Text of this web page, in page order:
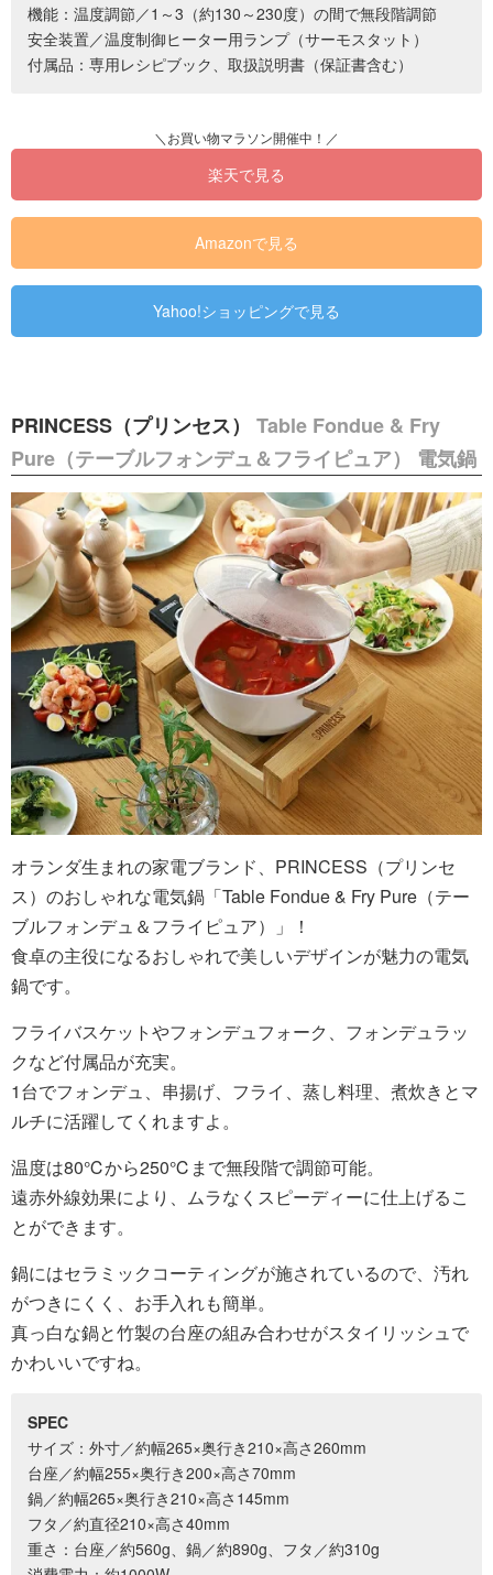
機能：温度調節／1～3（約130～230度）の間で無段階調節
安全装置／温度制御ヒーター用ランプ（サーモスタット）
付属品：専用レシピブック、取扱説明書（保証書含む）
楽天で見る
Amazonで見る
Yahoo!ショッピングで見る
PRINCESS（プリンセス） Table Fondue & Fry
Pure（テーブルフォンデュ＆フライピュア） 電気鍋
オランダ生まれの家電ブランド、PRINCESS（プリンセ
ス）のおしゃれな電気鍋「Table Fondue & Fry Pure（テー
ブルフォンデュ＆フライピュア）」！
食卓の主役になるおしゃれで美しいデザインが魅力の電気
鍋です。
フライバスケットやフォンデュフォーク、フォンデュラッ
クなど付属品が充実。
1台でフォンデュ、串揚げ、フライ、蒸し料理、煮炊きとマ
ルチに活躍してくれますよ。
温度は80℃から250℃まで無段階で調節可能。
遠赤外線効果により、ムラなくスピーディーに仕上げるこ
とができます。
鍋にはセラミックコーティングが施されているので、汚れ
がつきにくく、お手入れも簡単。
真っ白な鍋と竹製の台座の組み合わせがスタイリッシュで
かわいいですね。
SPEC
サイズ：外寸／約幅265×奥行き210×高さ260mm
台座／約幅255×奥行き200×高さ70mm
鍋／約幅265×奥行き210×高さ145mm
フタ／約直径210×高さ40mm
重さ：台座／約560g、鍋／約890g、フタ／約310g